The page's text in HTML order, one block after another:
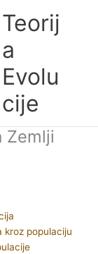
Teorij
a
Evolu
cije
Zemlji
kroz populaciju